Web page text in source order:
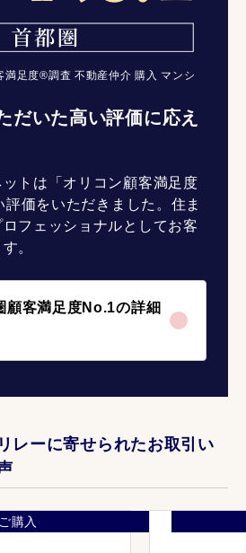
だいた高い評価に応え
トは「オリコン顧客満足度
価をいただきました。住ま
フェッショナルとしてお客
。
顧客満足度No.1の詳細
足度®調査 不動産仲介 購入 マンシ
レーに寄せられたお取引い
ご購入